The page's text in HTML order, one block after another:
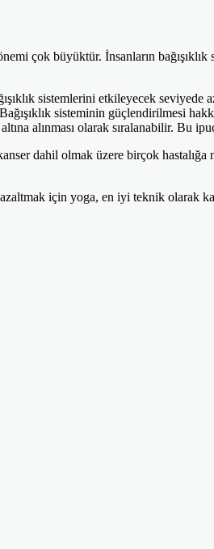
çok büyüktür. İnsanların
sistemlerini etkileyecek
sisteminin güçlendirilmesi
alınması olarak sıralanabilir. Bu
dahil olmak üzere birçok
için yoga, en iyi teknik olarak